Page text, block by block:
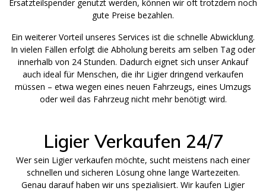
Ersatzteilspender genutzt werden, können wir oft trotzdem noch
gute Preise bezahlen.
Ein weiterer Vorteil unseres Services ist die schnelle Abwicklung.
In vielen Fällen erfolgt die Abholung bereits am selben Tag oder
innerhalb von 24 Stunden. Dadurch eignet sich unser Ankauf
auch ideal für Menschen, die ihr Ligier dringend verkaufen
müssen – etwa wegen eines neuen Fahrzeugs, eines Umzugs
oder weil das Fahrzeug nicht mehr benötigt wird.
Ligier Verkaufen 24/7
Wer sein Ligier verkaufen möchte, sucht meistens nach einer
schnellen und sicheren Lösung ohne lange Wartezeiten.
Genau darauf haben wir uns spezialisiert. Wir kaufen Ligier